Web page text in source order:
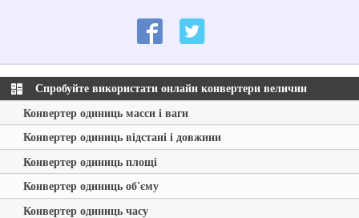
Спробуйте використати онлайн конвертери величин
Конвертер одиниць масси і ваги
Конвертер одиниць відстані і довжини
Конвертер одиниць площі
Конвертер одиниць об'єму
Конвертер одиниць часу